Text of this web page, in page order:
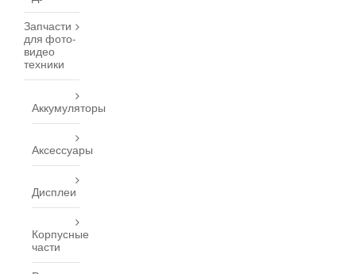
Запчасти
для фото-
видео
техники
Аккумуляторы
Аксессуары
Дисплеи
Корпусные
части